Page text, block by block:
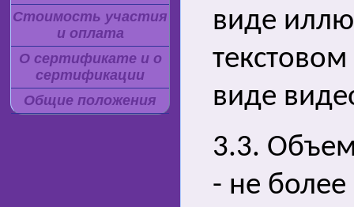
Стоимость участия
и оплата
О сертификате и о
сертификации
Общие положения
виде
виде
3.3. Объем
- не